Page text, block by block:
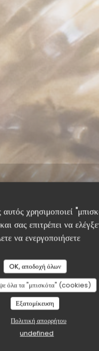
χρησιμοποιεί
σας επιτρέπει να
να ενεργοποιήσετε
OK, αποδοχή όλων
όλα τα "μπισκότα" (cookies)
Εξατομίκευση
Πολιτική απορρήτου
undefined
μας
5/5 Ποιότητα / Τιμή
nous